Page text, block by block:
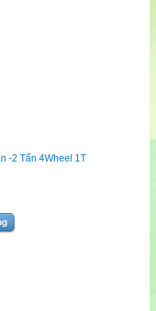
-2 Tấn 4Wheel 1T